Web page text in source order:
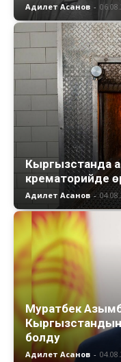
Адилет Асанов -
Кыргызстанда
крематорийде
Адилет Асанов -
Муратбек
Кыргызстандын
болду
Адилет Асанов -